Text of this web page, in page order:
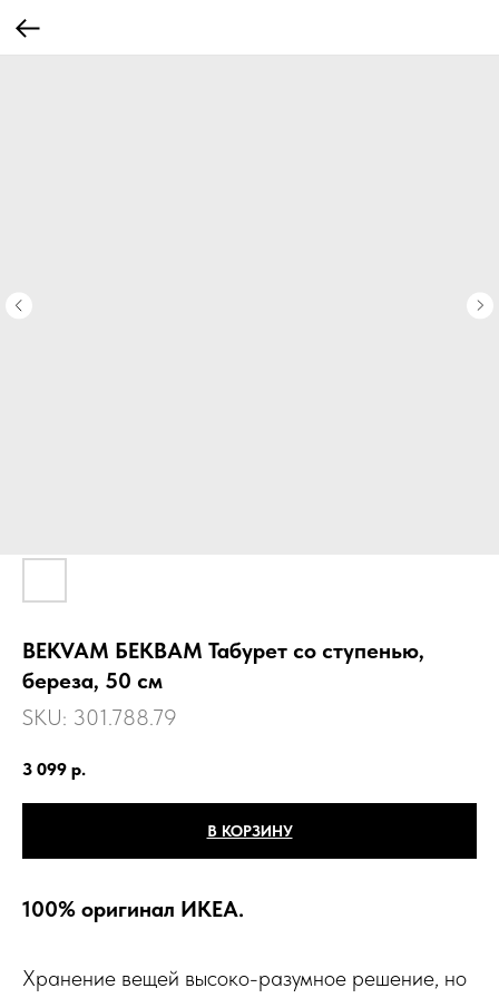
BEKVAM БЕКВАМ Табурет со ступенью,
береза, 50 см
SKU: 301.788.79
3 099 р.
В КОРЗИНУ
100% оригинал ИКЕА.
Хранение вещей высоко-разумное решение, но